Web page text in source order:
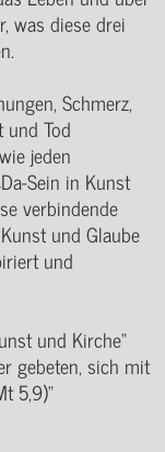
was diese drei
Schmerz,
Tod
jeden
Sein in Kunst
verbindende
und Glaube
und
und Kirche“
gebeten, sich mit
5,9)“